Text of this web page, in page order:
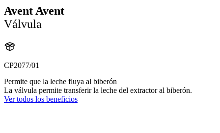
Avent Avent
Válvula
CP2077/01
Permite que la leche fluya al biberón
La válvula permite transferir la leche del extractor al biberón.
Ver todos los beneficios